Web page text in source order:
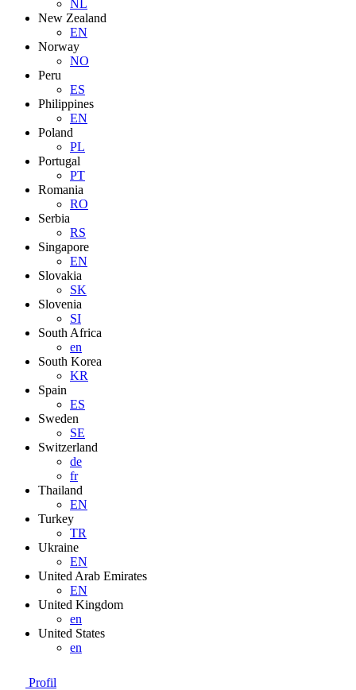
NL
New Zealand
EN
Norway
NO
Peru
ES
Philippines
EN
Poland
PL
Portugal
PT
Romania
RO
Serbia
RS
Singapore
EN
Slovakia
SK
Slovenia
SI
South Africa
en
South Korea
KR
Spain
ES
Sweden
SE
Switzerland
de
fr
Thailand
EN
Turkey
TR
Ukraine
EN
United Arab Emirates
EN
United Kingdom
en
United States
en
Profil